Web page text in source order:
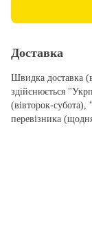
Доставка
Швидка доставка
здійснюється
(вівторок-
перевізника